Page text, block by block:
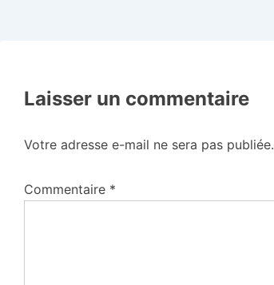
Laisser un commentaire
Votre adresse e-mail ne sera pas publiée.
Commentaire *